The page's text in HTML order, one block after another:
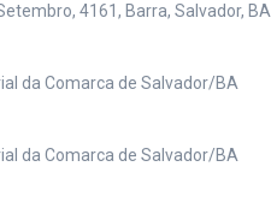
4161, Barra, Salvador, BA
da Comarca de Salvador/BA
da Comarca de Salvador/BA